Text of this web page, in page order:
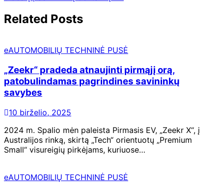
Related Posts
eAUTOMOBILIŲ TECHNINĖ PUSĖ
„Zeekr“ pradeda atnaujinti pirmąjį orą,
patobulindamas pagrindines savininkų
savybes
10 birželio, 2025
2024 m. Spalio mėn paleista Pirmasis EV, „Zeekr X“, į
Australijos rinką, skirtą „Tech“ orientuotų „Premium
Small“ visureigių pirkėjams, kuriuose…
eAUTOMOBILIŲ TECHNINĖ PUSĖ